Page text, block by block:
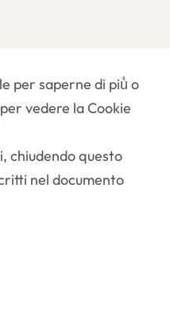
per saperne di più̀ o
per vedere la Cookie
chiudendo questo
nel documento